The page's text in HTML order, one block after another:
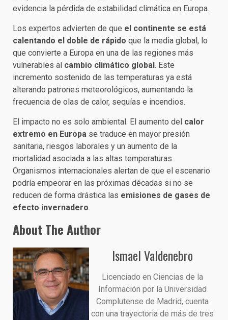
evidencia la pérdida de estabilidad climática en Europa.
Los expertos advierten de que el continente se está
calentando el doble de rápido que la media global, lo
que convierte a Europa en una de las regiones más
vulnerables al cambio climático global. Este
incremento sostenido de las temperaturas ya está
alterando patrones meteorológicos, aumentando la
frecuencia de olas de calor, sequías e incendios.
El impacto no es solo ambiental. El aumento del calor
extremo en Europa se traduce en mayor presión
sanitaria, riesgos laborales y un aumento de la
mortalidad asociada a las altas temperaturas.
Organismos internacionales alertan de que el escenario
podría empeorar en las próximas décadas si no se
reducen de forma drástica las emisiones de gases de
efecto invernadero.
About The Author
Ismael Valdenebro
Licenciado en Ciencias de la
Información por la Universidad
Complutense de Madrid, cuenta
con una trayectoria de más de tres